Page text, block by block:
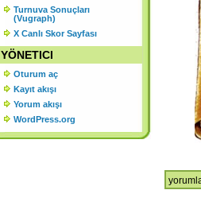
Duyuru!
Turnuva Sonuçları
(Vugraph)
X Canlı Skor Sayfası
YÖNETICI
Oturum aç
Kayıt akışı
Yorum akışı
WordPress.org